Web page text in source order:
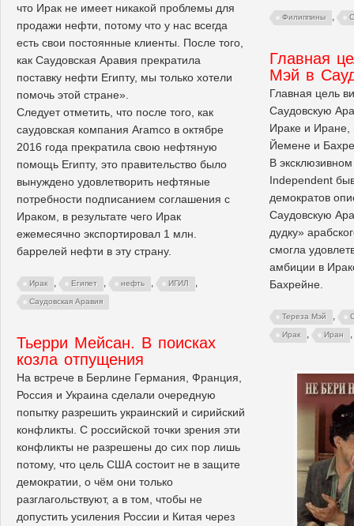
что Ирак не имеет никакой проблемы для
продажи нефти, потому что у нас всегда
есть свои постоянные клиенты. После того,
как Саудовская Аравия прекратила
поставку нефти Египту, мы только хотели
помочь этой стране».
Следует отметить, что после того, как
саудовская компания Aramco в октябре
2016 года прекратила свою нефтяную
помощь Египту, это правительство было
вынуждено удовлетворить нефтяные
потребности подписанием соглашения с
Ираком, в результате чего Ирак
ежемесячно экспортировал 1 млн.
баррелей нефти в эту страну.
Ирак , Египет , нефть , ИГИЛ ,
Саудовская Аравия
Филиппины ,
Главная
Мэй в
Главная цель
Саудовскую
Ираке и Иране,
Йемене и
В
Independent
демократов
Саудовскую
дудку»
смогла
амбиции в
Бахрейне.
Тереза Мэй ,
Ирак , Иран ,
Тьерри Мейсан. В поисках
козла отпущения
На встрече в Берлине Германия, Франция,
Россия и Украина сделали очередную
попытку разрешить украинский и сирийский
конфликты. С российской точки зрения эти
конфликты не разрешены до сих пор лишь
потому, что цель США состоит не в защите
демократии, о чём они только
разглагольствуют, а в том, чтобы не
допустить усиления России и Китая через